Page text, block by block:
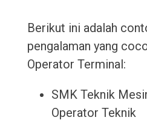
Berikut ini adalah
pengalaman yang
Operator Terminal:
SMK Teknik
Operator Teknik